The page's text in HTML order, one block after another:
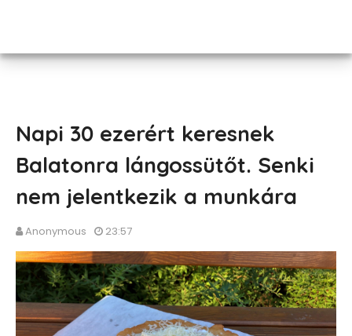
Napi 30 ezerért keresnek
Balatonra lángossütőt. Senki
nem jelentkezik a munkára
Anonymous 23:57